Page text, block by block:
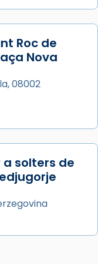
Iluro.
Roc de
Nova
08002
solters de